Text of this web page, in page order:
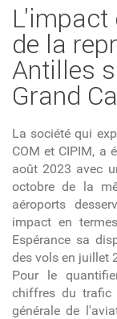
L'impact
de la
Antilles
Grand
La société qui
COM et CIPIM, a
août 2023 avec
octobre de la
aéroports
impact en
Espérance sa
des vols en juillet
Pour le
chiffres du trafic
générale de